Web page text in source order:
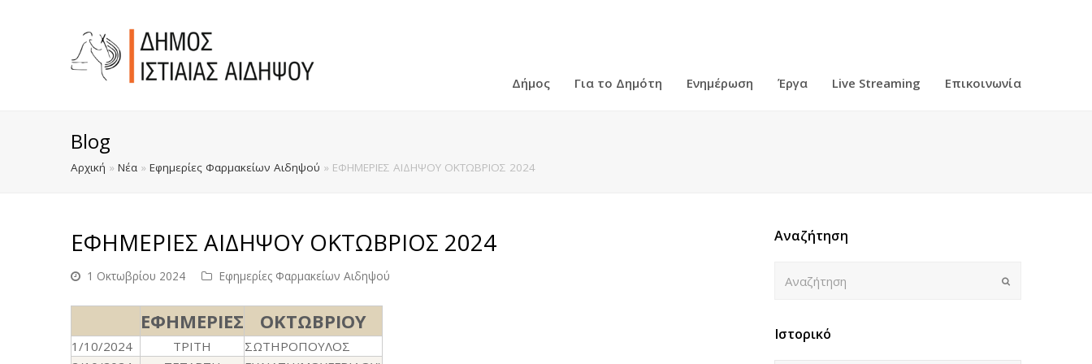
Δήμος Για το Δημότη Ενημέρωση Έργα Live Streaming Επικοινωνία
Blog
Αρχική » Νέα » Εφημερίες Φαρμακείων Αιδηψού » ΕΦΗΜΕΡΙΕΣ ΑΙΔΗΨΟΥ ΟΚΤΩΒΡΙΟΣ 2024
ΕΦΗΜΕΡΙΕΣ ΑΙΔΗΨΟΥ ΟΚΤΩΒΡΙΟΣ 2024
1 Οκτωβρίου 2024 Εφημερίες Φαρμακείων Αιδηψού
ΕΦΗΜΕΡΙΕΣ ΟΚΤΩΒΡΙΟΥ
1/10/2024 ΤΡΙΤΗ
ΣΩΤΗΡΟΠΟΥΛΟΣ
Αναζήτηση
Ιστορικό